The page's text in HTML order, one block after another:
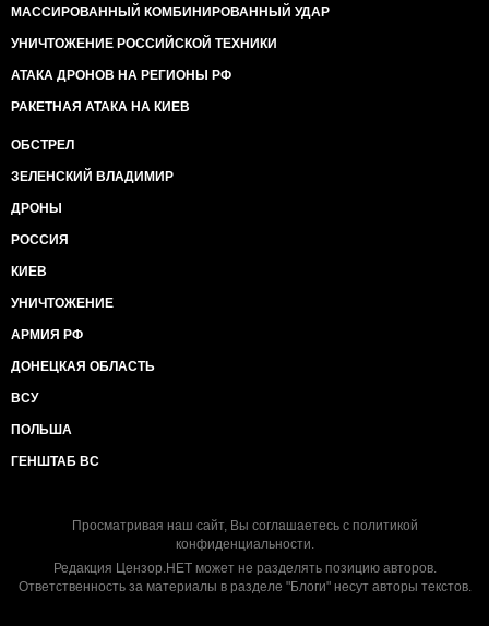
МАССИРОВАННЫЙ КОМБИНИРОВАННЫЙ УДАР
УНИЧТОЖЕНИЕ РОССИЙСКОЙ ТЕХНИКИ
АТАКА ДРОНОВ НА РЕГИОНЫ РФ
РАКЕТНАЯ АТАКА НА КИЕВ
ОБСТРЕЛ
ЗЕЛЕНСКИЙ ВЛАДИМИР
ДРОНЫ
РОССИЯ
КИЕВ
УНИЧТОЖЕНИЕ
АРМИЯ РФ
ДОНЕЦКАЯ ОБЛАСТЬ
ВСУ
ПОЛЬША
ГЕНШТАБ ВС
Просматривая наш сайт, Вы соглашаетесь с политикой
конфиденциальности.
Редакция Цензор.НЕТ может не разделять позицию авторов.
Ответственность за материалы в разделе "Блоги" несут авторы текстов.